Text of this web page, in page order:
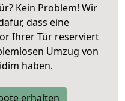
Kein Problem! Wir
dass eine
Ihrer Tür reserviert
Umzug von
haben.
erhalten